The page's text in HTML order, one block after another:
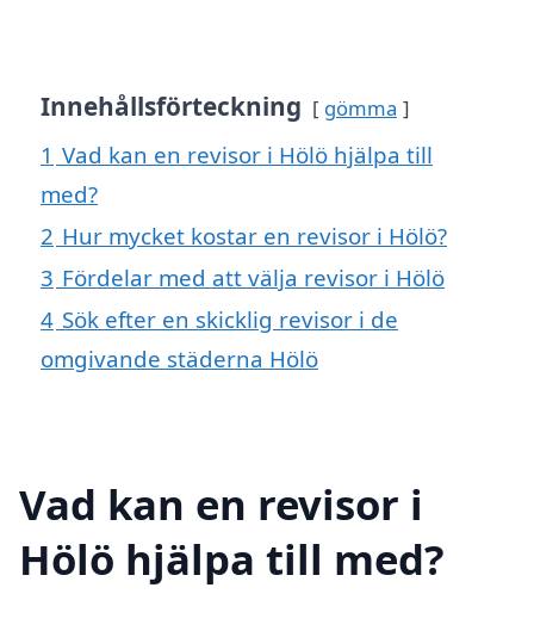
Innehållsförteckning gömma
1 Vad kan en revisor i Hölö hjälpa till
med?
2 Hur mycket kostar en revisor i Hölö?
3 Fördelar med att välja revisor i Hölö
4 Sök efter en skicklig revisor i de
omgivande städerna Hölö
Vad kan en revisor i
Hölö hjälpa till med?